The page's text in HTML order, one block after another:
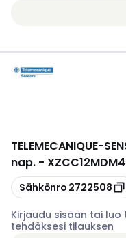
TELEMECANIQUE-
nap. -
Kopioi
Sähkönro 2722508
Kirjaudu sisään tai
tehdäksesi tilauksen